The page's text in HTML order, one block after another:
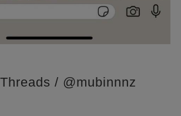
/ @mubinnnz